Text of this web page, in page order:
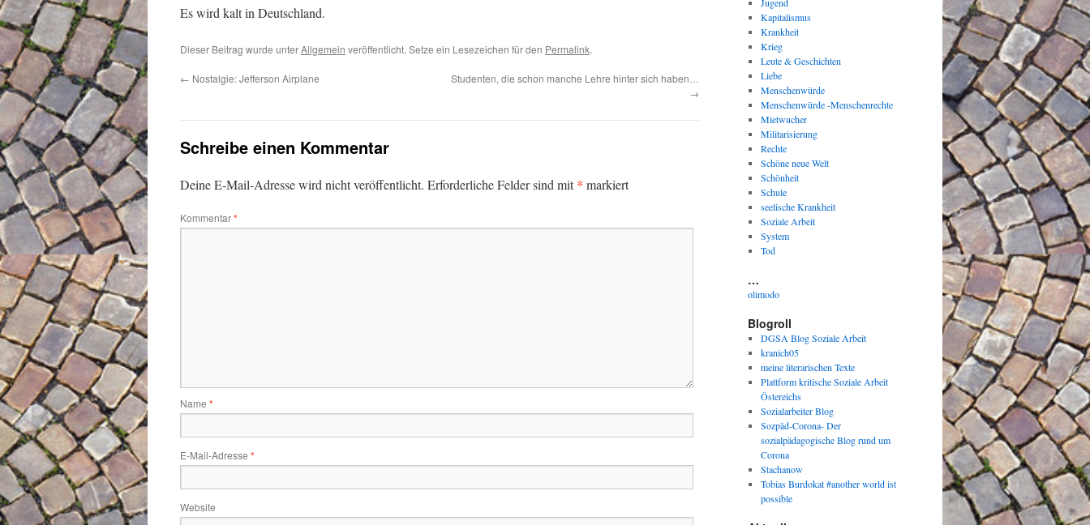
Es wird kalt in Deutschland.
Dieser Beitrag wurde unterAllgemein veröffentlicht. Setze ein Lesezeichen für den Permalink.
← Nostalgie: Jefferson Airplane
Studenten, die schon manche Lehre hinter sich haben…
→
Schreibe einen Kommentar
Deine E-Mail-Adresse wird nicht veröffentlicht. Erforderliche Felder sind mit* markiert
Kommentar*
Name *
E-Mail-Adresse *
Website
Kapitalismus
Krankheit
Krieg
Leute & Geschichten
Liebe
Menschenwürde
Menschenwürde -Menschenrechte
Mietwucher
Militarisierung
Rechte
Schöne neue Welt
Schönheit
Schule
seelische Krankheit
Soziale Arbeit
System
Tod
…
olimodo
Blogroll
DGSA Blog Soziale Arbeit
kranich05
meine literarischen Texte
Plattform kritische Soziale Arbeit
Östereichs
Sozialarbeiter Blog
Sozpäd-Corona- Der
sozialpädagogische Blog rund um
Corona
Stachanow
Tobias Burdokat #another world ist
possible